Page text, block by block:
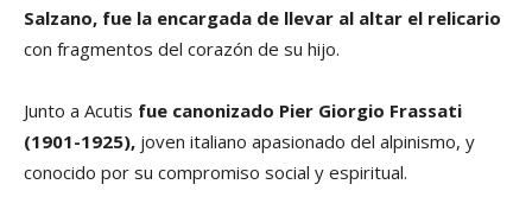
Salzano, fue la encargada de llevar al altar el relicario
con fragmentos del corazón de su hijo.
Junto a Acutis fue canonizado Pier Giorgio Frassati
(1901-1925), joven italiano apasionado del alpinismo, y
conocido por su compromiso social y espiritual.